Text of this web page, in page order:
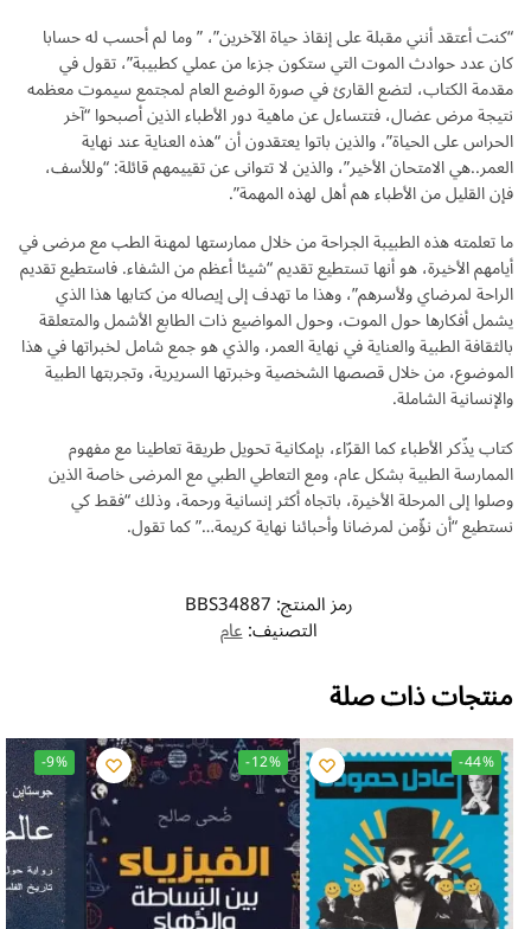
“كنت أعتقد أنني مقبلة على إنقاذ حياة الآخرين”، ” وما لم أحسب له حسابا
كان عدد حوادث الموت التي ستكون جزءا من عملي كطبيبة”، تقول في
مقدمة الكتاب، لتضع القارئ في صورة الوضع العام لمجتمع سيموت معظمه
نتيجة مرض عضال، فتتساءل عن ماهية دور الأطباء الذين أصبحوا “آخر
الحراس على الحياة”، والذين باتوا يعتقدون أن “هذه العناية عند نهاية
العمر..هي الامتحان الأخير”، والذين لا تتوانى عن تقييمهم قائلة: “وللأسف،
فإن القليل من الأطباء هم أهل لهذه المهمة”.
ما تعلمته هذه الطبيبة الجراحة من خلال ممارستها لمهنة الطب مع مرضى في
أيامهم الأخيرة، هو أنها تستطيع تقديم “شيئا أعظم من الشفاء. فاستطيع تقديم
الراحة لمرضاي ولأسرهم”، وهذا ما تهدف إلى إيصاله من كتابها هذا الذي
يشمل أفكارها حول الموت، وحول المواضيع ذات الطابع الأشمل والمتعلقة
بالثقافة الطبية والعناية في نهاية العمر، والذي هو جمع شامل لخبراتها في هذا
الموضوع، من خلال قصصها الشخصية وخبرتها السريرية، وتجربتها الطبية
والإنسانية الشاملة.
كتاب يذّكر الأطباء كما القرّاء، بإمكانية تحويل طريقة تعاطينا مع مفهوم
الممارسة الطبية بشكل عام، ومع التعاطي الطبي مع المرضى خاصة الذين
وصلوا إلى المرحلة الأخيرة، باتجاه أكثر إنسانية ورحمة، وذلك “فقط كي
نستطيع “أن نؤّمن لمرضانا وأحبائنا نهاية كريمة…” كما تقول.
رمز المنتج:BBS34887
التصنيف:عام
منتجات ذات صلة
-44%
-12%
-9%